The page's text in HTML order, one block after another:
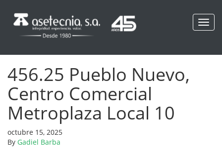
456.25 Pueblo Nuevo,
Centro Comercial
Metroplaza Local 10
octubre 15, 2025
By Gadiel Barba